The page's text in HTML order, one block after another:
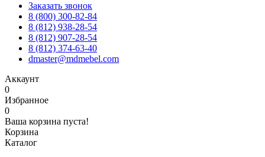
Заказать звонок
8 (800) 300-82-84
8 (812) 938-28-54
8 (812) 907-28-54
8 (812) 374-63-40
dmaster@mdmebel.com
Аккаунт
0
Избранное
0
Ваша корзина пуста!
Корзина
Каталог